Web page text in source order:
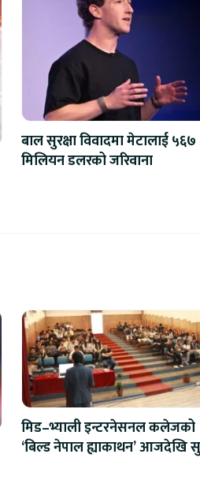
बाल सुरक्षा विवादमा मेटालाई ५६७
मिलियन डलरको जरिवाना
मिड–भ्याली इन्टरनेसनल कलेजको
‘बिल्ड नेपाल ह्याकाथन’ आजदेखि